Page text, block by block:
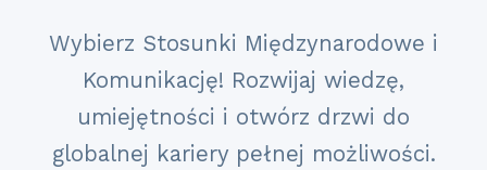
Wybierz Stosunki Międzynarodowe i
Komunikację! Rozwijaj wiedzę,
umiejętności i otwórz drzwi do
globalnej kariery pełnej możliwości.